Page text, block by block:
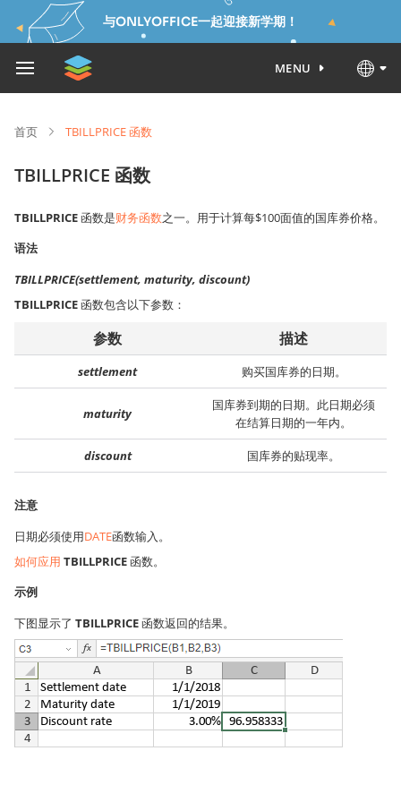
与ONLYOFFICE一起迎接新学期！
MENU
首页 TBILLPRICE 函数
TBILLPRICE 函数
TBILLPRICE函数是财务函数之一。用于计算每$100面值的国库券价格。
语法
TBILLPRICE(settlement, maturity, discount)
TBILLPRICE函数包含以下参数：
参数 描述
settlement 购买国库券的日期。
maturity
国库券到期的日期。此日期必须
在结算日期的一年内。
discount 国库券的贴现率。
注意
日期必须使用DATE函数输入。
如何应用 TBILLPRICE函数。
示例
下图显示了 TBILLPRICE函数返回的结果。